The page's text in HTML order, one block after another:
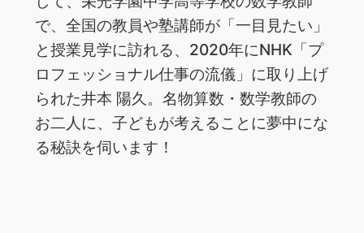
で、全国の教員や塾講師が「一目見たい」
と授業見学に訪れる、2020年にNHK「プ
ロフェッショナル仕事の流儀」に取り上げ
られた井本 陽久。名物算数・数学教師の
お二人に、子どもが考えることに夢中にな
る秘訣を伺います！